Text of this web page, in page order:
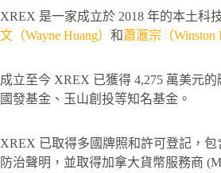
XREX 是一家成立於 2018 年的本土科
文（Wayne Huang） 和蕭滙宗（Winston
成立至今 XREX 已獲得 4,275 萬美元
國發基金、玉山創投等知名基金。
XREX 已取得多國牌照和許可登記，
防治聲明，並取得加拿大貨幣服務商